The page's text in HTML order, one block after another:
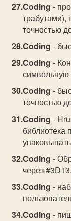
Coding -
трабутами),
точностью
Coding -
Coding -
символьную
Coding -
точностью
Coding -
библиотека
Coding -
через #3D13.
Coding -
Coding -